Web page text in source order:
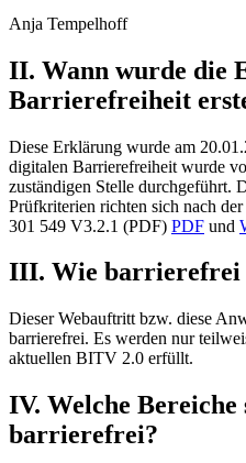
Anja Tempelhoff
II. Wann wurde die
Barrierefreiheit
Diese Erklärung wurde am
digitalen Barrierefreiheit wurde
zuständigen Stelle durchgeführt.
Prüfkriterien richten sich nach
301 549 V3.2.1 (PDF) PDF und
III. Wie barrierefrei
Dieser Webauftritt bzw. diese
barrierefrei. Es werden nur
aktuellen BITV 2.0 erfüllt.
IV. Welche
barrierefrei?